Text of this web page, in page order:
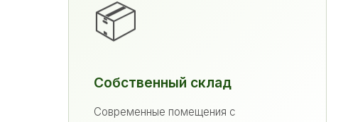
📦
Собственный склад
Современные помещения с